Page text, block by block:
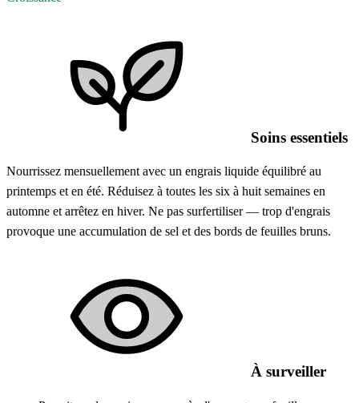
Soins essentiels
Nourrissez mensuellement avec un engrais liquide équilibré au
printemps et en été. Réduisez à toutes les six à huit semaines en
automne et arrêtez en hiver. Ne pas surfertiliser — trop d'engrais
provoque une accumulation de sel et des bords de feuilles bruns.
À surveiller